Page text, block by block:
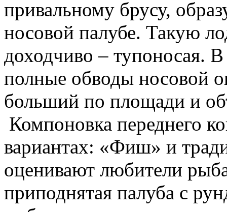
привальному брусу,
носовой палубе. Такую
доходчиво – тупоносая. В
полные обводы носовой
больший по площади и
Компоновка переднего
вариантах: «Фиш» и
оценивают любители
приподнятая палуба с